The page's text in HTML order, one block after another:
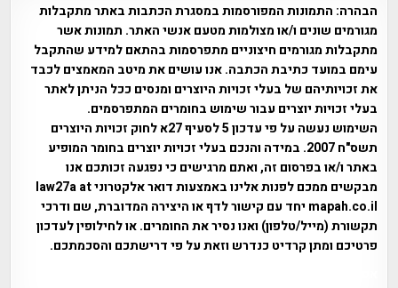
הבהרה: התמונות המפורסמות במסגרת הכתבות באתר מתקבלות
מגורמים שונים ו/או מצולמות מטעם אנשי האתר. תמונות אשר
מתקבלות מגורמים חיצוניים מתפרסמות בהתאם למידע שהתקבל
עימם במועד כתיבת הכתבה. אנו עושים את מיטב המאמצים לכבד
את זכויותיהם של בעלי זכויות היוצרים ומנסים ככל הניתן לאתר
בעלי זכויות יוצרים עבור שימוש בחומרים המתפרסמים.
השימוש נעשה על פי עדכון 5 לסעיף 27א לחוק זכויות היוצרים
תשס"ח 2007. במידה והנכם בעלי זכויות יוצרים בחומר המופיע
באתר ו/או בפרסום זה, ואתם מרגישים כי נפגעה זכותכם אנו
מבקשים ממכם לפנות אלינו באמצעות דואר אלקטרוני law27a at
mapah.co.il יחד עם קישור לדף או היצירה המדוברת, שם ודרכי
תקשורת (מייל/טלפון) ואנו נסיר את החומרים. או לחילופין לעדכון
פרטיכם ומתן קרדיט כנדרש וזאת על פי דרישתכם והסכמתכם.